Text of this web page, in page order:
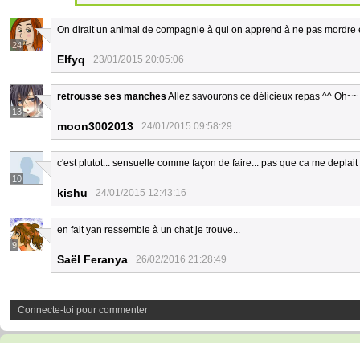
24
On dirait un animal de compagnie à qui on apprend à ne pas mordre
Elfyq 23/01/2015 20:05:06
13
retrousse ses manches Allez savourons ce délicieux repas ^^
moon3002013 24/01/2015 09:58:29
10
c'est plutot... sensuelle comme façon de faire... pas que ca me
kishu 24/01/2015 12:43:16
9
en fait yan ressemble à un chat je trouve...
Saël Feranya 26/02/2016 21:28:49
Connecte-toi pour commenter